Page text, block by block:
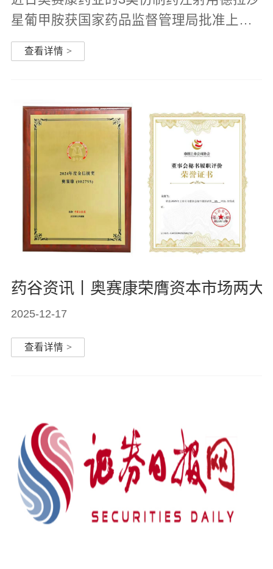
星葡甲胺获国家药品监督管理局批准上市
成为国内首家获批产品该产品属于全新一
代喹诺酮类抗菌药，适用于治疗成人急性
成人社区获得性细菌性肺...
查看详情 >
药谷资讯丨奥赛康荣膺资本市场两大
2025-12-17
查看详情 >